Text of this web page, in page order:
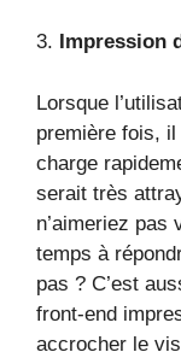
3. Impression
Lorsque
première fois,
charge
serait très
n’aimeriez pas
temps à
pas ? C’est
front-end
accrocher le